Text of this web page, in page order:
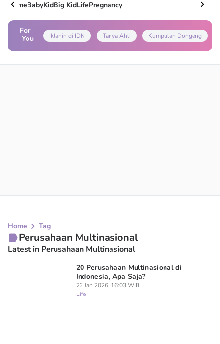
HomeBabyKidBig KidLifePregnancy
For
You
Iklanin di IDN Tanya Ahli Kumpulan Dongeng
Home Tag
Perusahaan Multinasional
Latest in Perusahaan Multinasional
20 Perusahaan Multinasional di
Indonesia, Apa Saja?
22 Jan 2026, 16:03 WIB
Life